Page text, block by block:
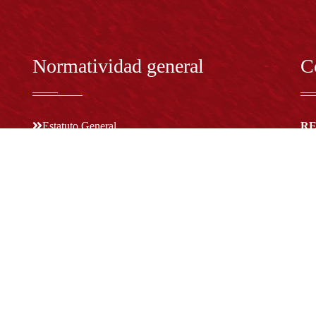
Normatividad general
Estatuto General